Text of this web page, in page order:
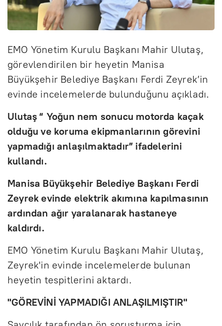
EMO Yönetim Kurulu Başkanı Mahir Ulutaş,
görevlendirilen bir heyetin Manisa
Büyükşehir Belediye Başkanı Ferdi Zeyrek’in
evinde incelemelerde bulunduğunu açıkladı.
Ulutaş “ Yoğun nem sonucu motorda kaçak
olduğu ve koruma ekipmanlarının görevini
yapmadığı anlaşılmaktadır” ifadelerini
kullandı.
Manisa Büyükşehir Belediye Başkanı Ferdi
Zeyrek evinde elektrik akımına kapılmasının
ardından ağır yaralanarak hastaneye
kaldırdı.
EMO Yönetim Kurulu Başkanı Mahir Ulutaş,
Zeyrek'in evinde incelemelerde bulunan
heyetin tespitlerini aktardı.
"GÖREVİNİ YAPMADIĞI ANLAŞILMIŞTIR"